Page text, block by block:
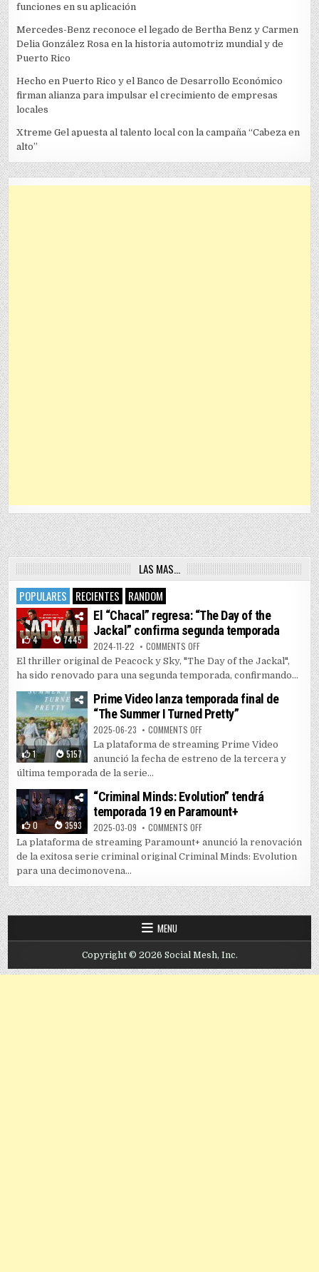
funciones en su aplicación
Mercedes-Benz reconoce el legado de Bertha Benz y Carmen
Delia González Rosa en la historia automotriz mundial y de
Puerto Rico
Hecho en Puerto Rico y el Banco de Desarrollo Económico
firman alianza para impulsar el crecimiento de empresas
locales
Xtreme Gel apuesta al talento local con la campaña “Cabeza en
alto”
LAS MAS…
POPULARES
RECIENTES RANDOM
4 7445
El “Chacal” regresa: “The Day of the
Jackal” confirma segunda temporada
2024-11-22 COMMENTS OFFON EL “CHACAL” REGRESA: “THE
El thriller original de Peacock y Sky, "The Day of the Jackal",
ha sido renovado para una segunda temporada, confirmando...
1 5157
Prime Video lanza temporada final de
“The Summer I Turned Pretty”
2025-06-23 COMMENTS OFFON PRIME VIDEO LANZA
La plataforma de streaming Prime Video
anunció la fecha de estreno de la tercera y
última temporada de la serie...
0 3593
“Criminal Minds: Evolution” tendrá
temporada 19 en Paramount+
2025-03-09 COMMENTS OFFON “CRIMINAL MINDS:
La plataforma de streaming Paramount+ anunció la renovación
de la exitosa serie criminal original Criminal Minds: Evolution
para una decimonovena...
MENU
Copyright © 2026 Social Mesh, Inc.